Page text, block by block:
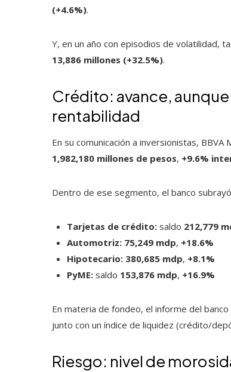
(+4.6%).
Y, en un año con episodios de volatilidad,
13,886 millones (+32.5%).
Crédito: avance,
rentabilidad
En su comunicación a inversionistas, BBVA
1,982,180 millones de pesos, +9.6%
Dentro de ese segmento, el banco
Tarjetas de crédito: saldo 212,779
Automotriz: 75,249 mdp, +18.6%
Hipotecario: 380,685 mdp, +8.1%
PyME: saldo 153,876 mdp, +16.9%
En materia de fondeo, el informe del banco
junto con un índice de liquidez (crédito/
Riesgo: nivel de